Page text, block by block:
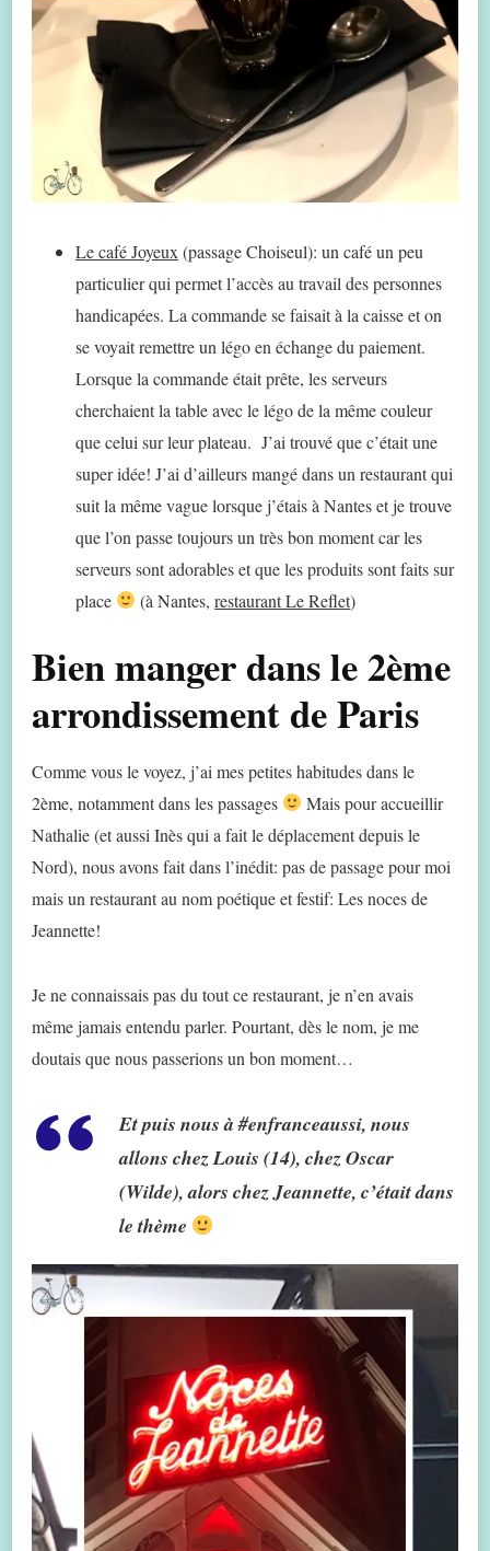
Le café Joyeux (passage Choiseul): un café un peu
particulier qui permet l’accès au travail des personnes
handicapées. La commande se faisait à la caisse et on
se voyait remettre un légo en échange du paiement.
Lorsque la commande était prête, les serveurs
cherchaient la table avec le légo de la même couleur
que celui sur leur plateau. J’ai trouvé que c’était une
super idée! J’ai d’ailleurs mangé dans un restaurant qui
suit la même vague lorsque j’étais à Nantes et je trouve
que l’on passe toujours un très bon moment car les
serveurs sont adorables et que les produits sont faits sur
place
(à Nantes,restaurant Le Reflet)
Bien manger dans le 2ème
arrondissement de Paris
Comme vous le voyez, j’ai mes petites habitudes dans le
2ème, notamment dans les passages
Mais pour accueillir
Nathalie (et aussi Inès qui a fait le déplacement depuis le
Nord), nous avons fait dans l’inédit: pas de passage pour moi
mais un restaurant au nom poétique et festif: Les noces de
Jeannette!
Je ne connaissais pas du tout ce restaurant, je n’en avais
même jamais entendu parler. Pourtant, dès le nom, je me
doutais que nous passerions un bon moment…
Et puis nous à #enfranceaussi, nous
allons chez Louis (14), chez Oscar
(Wilde), alors chez Jeannette, c’était dans
le thème